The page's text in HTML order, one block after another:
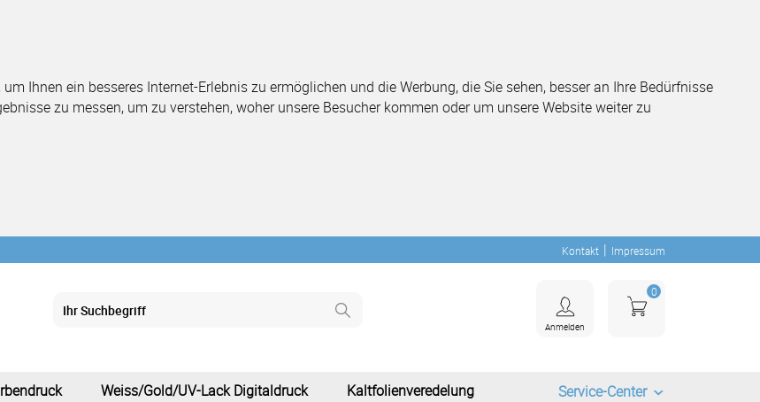
Ihnen ein besseres Internet-Erlebnis zu ermöglichen und die Werbung, die Sie sehen, besser an Ihre Bedürfnisse
zu messen, um zu verstehen, woher unsere Besucher kommen oder um unsere Website weiter zu
Kontakt | Impressum
Anmelden
0
Weiss/Gold/UV-Lack Digitaldruck Kaltfolienveredelung Service-Center